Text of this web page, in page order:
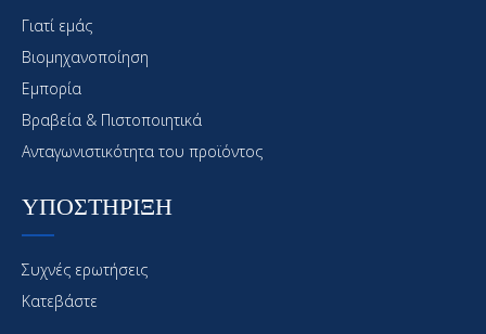
Γιατί εμάς
Βιομηχανοποίηση
Εμπορία
Βραβεία & Πιστοποιητικά
Ανταγωνιστικότητα του προϊόντος
ΥΠΟΣΤΗΡΙΞΗ
Συχνές ερωτήσεις
Κατεβάστε